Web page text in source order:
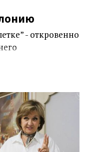
- откровенно